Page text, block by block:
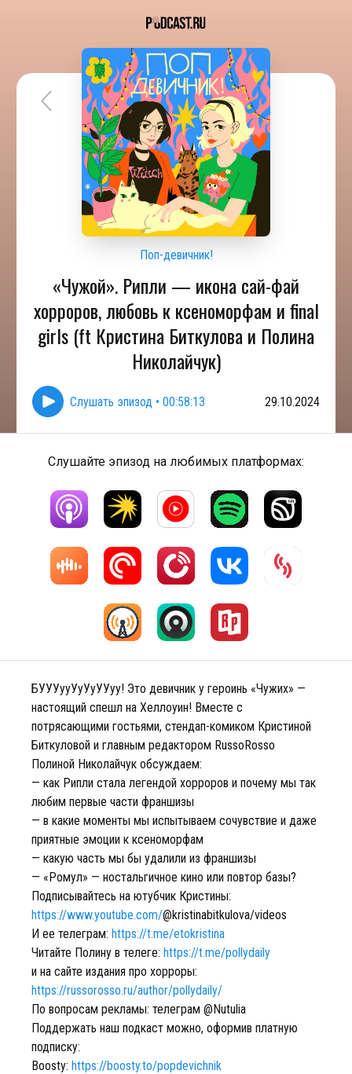
Поп-девичник!
«Чужой». Рипли — икона сай-фай
хорроров, любовь к ксеноморфам и final
girls (ft Кристина Биткулова и Полина
Николайчук)
Слушать эпизод • 00:58:13 29.10.2024
Слушайте эпизод на любимых платформах:
БУУУууУуУуУУуу! Это девичник у героинь «Чужих» —
настоящий спешл на Хеллоуин! Вместе с
потрясающими гостьями, стендап-комиком Кристиной
Биткуловой и главным редактором RussoRosso
Полиной Николайчук обсуждаем:
— как Рипли стала легендой хорроров и почему мы так
любим первые части франшизы
— в какие моменты мы испытываем сочувствие и даже
приятные эмоции к ксеноморфам
— какую часть мы бы удалили из франшизы
— «Ромул» — ностальгичное кино или повтор базы?
Подписывайтесь на ютубчик Кристины:
https://www.youtube.com/@kristinabitkulova/videos
И ее телеграм: https://t.me/etokristina
Читайте Полину в телеге: https://t.me/pollydaily
и на сайте издания про хорроры:
https://russorosso.ru/author/pollydaily/
По вопросам рекламы: телеграм @Nutulia
Поддержать наш подкаст можно, оформив платную
подписку:
Boosty: https://boosty.to/popdevichnik